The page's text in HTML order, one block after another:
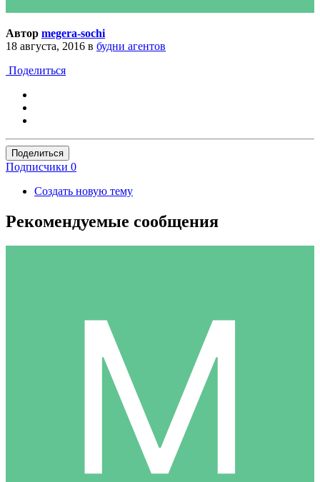
Автор megera-sochi
18 августа, 2016 в будни агентов
Поделиться
Поделиться
Подписчики 0
Создать новую тему
Рекомендуемые сообщения